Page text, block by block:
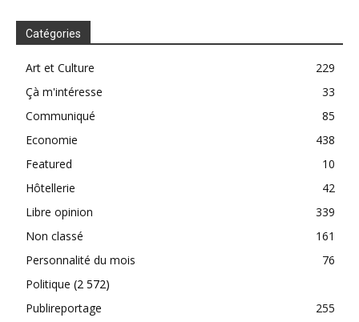
Catégories
Art et Culture
229
Çà m'intéresse
33
Communiqué
85
Economie
438
Featured
10
Hôtellerie
42
Libre opinion
339
Non classé
161
Personnalité du mois
76
Politique (2 572)
Publireportage
255